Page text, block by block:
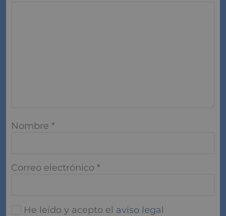
Nombre *
Correo electrónico *
He leído y acepto el aviso legal